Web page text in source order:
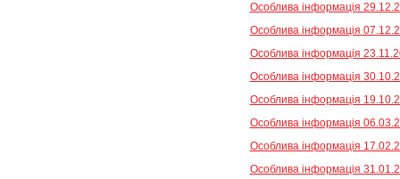
Особлива інформація
Особлива інформація
Особлива інформація
Особлива інформація
Особлива інформація
Особлива інформація
Особлива інформація
Особлива інформація